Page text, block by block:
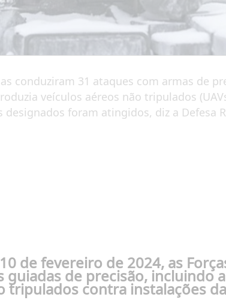
conduziram 31 ataques com armas de
veículos aéreos não tripulados
designados foram atingidos, diz a Defesa
de fevereiro de 2024, as
guiadas de precisão, incluindo
tripulados contra instalações